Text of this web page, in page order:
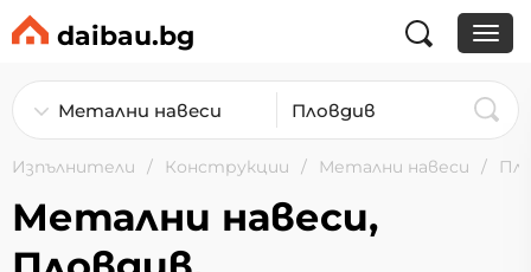
daibau.bg
Изпълнители Конструкции Метални навеси
Метални навеси,